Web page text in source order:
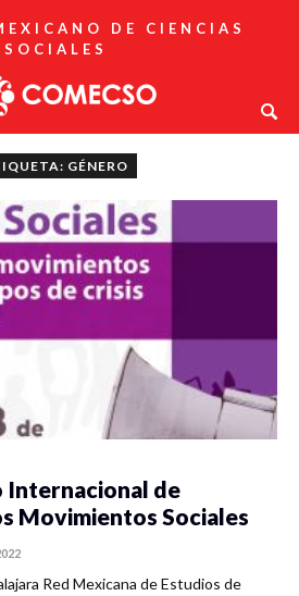
DE CIENCIAS
SOCIALES
GÉNERO
Internacional de
Movimientos Sociales
Red Mexicana de Estudios de